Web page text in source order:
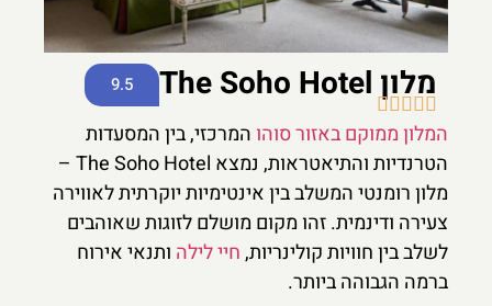
מלון The Soho Hotel 9.5



המלון ממוקם באזור סוהוהמרכזי, בין המסעדות
הטרנדיות והתיאטראות, נמצא The Soho Hotel –
מלון רומנטי המשלב בין אינטימיות יוקרתית לאווירה
צעירה ודינמית. זהו מקום מושלם לזוגות שאוהבים
לשלב בין חוויות קולינריות,חיי לילהותנאי אירוח
ברמה הגבוהה ביותר.